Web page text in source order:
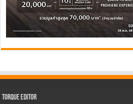
Torque Editor